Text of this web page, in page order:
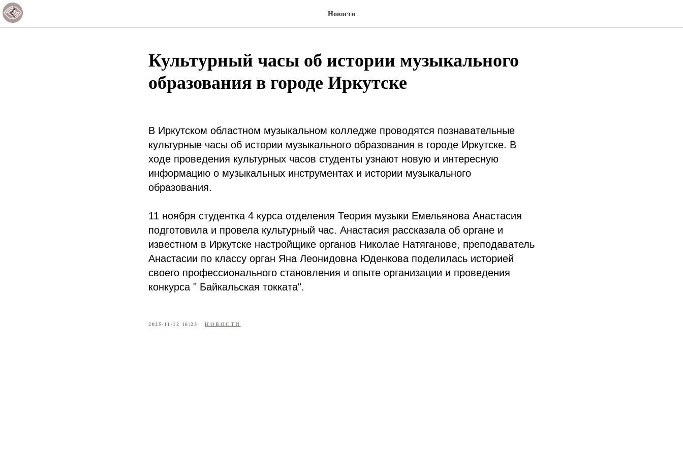
Новости
Культурный часы об истории музыкального
образования в городе Иркутске
В Иркутском областном музыкальном колледже проводятся познавательные
культурные часы об истории музыкального образования в городе Иркутске. В
ходе проведения культурных часов студенты узнают новую и интересную
информацию о музыкальных инструментах и истории музыкального
образования.
11 ноября студентка 4 курса отделения Теория музыки Емельянова Анастасия
подготовила и провела культурный час. Анастасия рассказала об органе и
известном в Иркутске настройщике органов Николае Натяганове, преподаватель
Анастасии по классу орган Яна Леонидовна Юденкова поделилась историей
своего профессионального становления и опыте организации и проведения
конкурса " Байкальская токката".
2025-11-12 16:23 НОВОСТИ